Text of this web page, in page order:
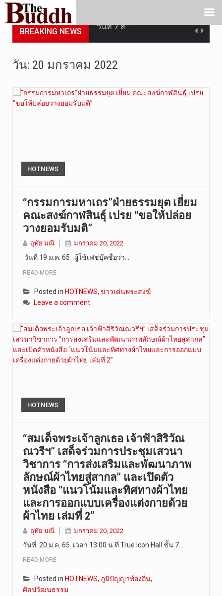
BREAKING NEWS
วันศุกร์ที…
วัน: 20 มกราคม 2022
HOTNEWS
“กรรมการมหาเถร”ฝ่ายธรรมยุต เยี่ยม
คณะสงฆ์กาฬสินธุ์ เปรย “ขอให้ปล่อย
วางยอมรับมติ”
อุทัย มณี มกราคม 20, 2022
วันที่ 19 ม.ค. 65 ผู้ใช้เฟชบุ๊คชื่อว่า…
READ MORE
Posted in HOTNEWS, ข่าวเด่นพระสงฆ์
Leave a comment
HOTNEWS
“สมเด็จพระเจ้าลูกเธอ เจ้าฟ้าสิริวัณ
ณวรีฯ” เสด็จร่วมการประชุมเสวนา
วิชาการ “การส่งเสริมและพัฒนาภาพ
ลักษณ์ผ้าไทยสู่สากล” และเปิดตัว
หนังสือ “แนวโน้มและทิศทางผ้าไทย
และการออกแบบเครื่องแต่งกายด้วย
ผ้าไทย เล่มที่ 2”
อุทัย มณี มกราคม 20, 2022
วันที่ 20 ม.ค. 65 เวลา 13:00 น ที่ True Icon Hall ชั้น 7…
READ MORE
Posted in HOTNEWS, ภูมิปัญญาท้องถิ่น,
ศิลปวัฒนธรรม